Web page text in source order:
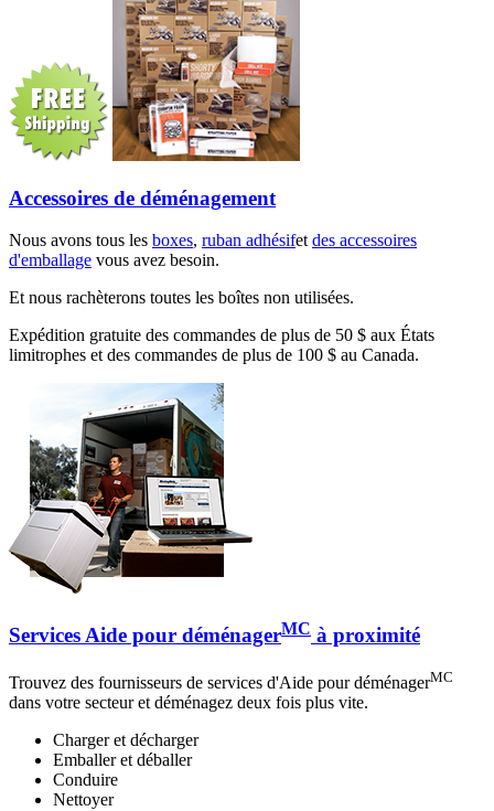
Accessoires de déménagement
Nous avons tous les boxes, ruban adhésifetdes accessoires
d'emballage vous avez besoin.
Et nous rachèterons toutes les boîtes non utilisées.
Expédition gratuite des commandes de plus de 50 $ aux États
limitrophes et des commandes de plus de 100 $ au Canada.
Services Aide pour déménagerMC à proximité
Trouvez des fournisseurs de services d'Aide pour déménagerMC
dans votre secteur et déménagez deux fois plus vite.
Charger et décharger
Emballer et déballer
Conduire
Nettoyer